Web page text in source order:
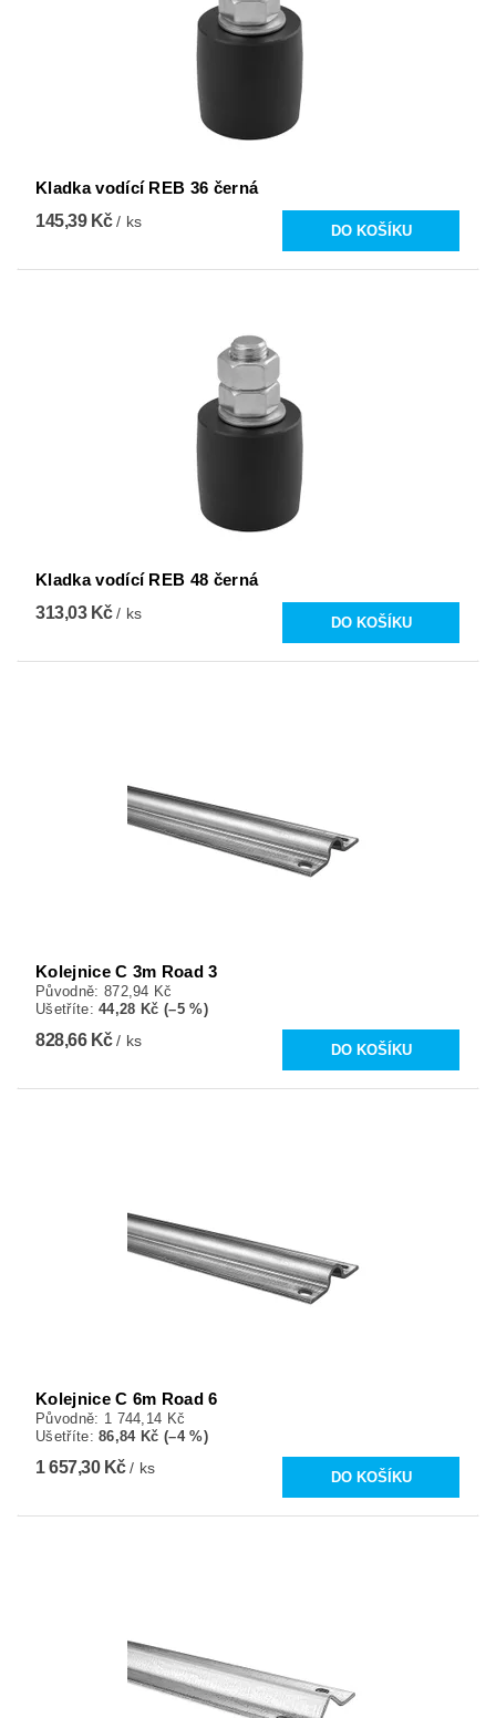
Kladka vodící REB 36 černá
145,39 Kč/ ks
Kladka vodící REB 48 černá
313,03 Kč/ ks
Kolejnice C 3m Road 3
Původně: 872,94 Kč
Ušetříte:44,28 Kč (–5 %)
828,66 Kč/ ks
Kolejnice C 6m Road 6
Původně: 1 744,14 Kč
Ušetříte:86,84 Kč (–4 %)
1 657,30 Kč/ ks